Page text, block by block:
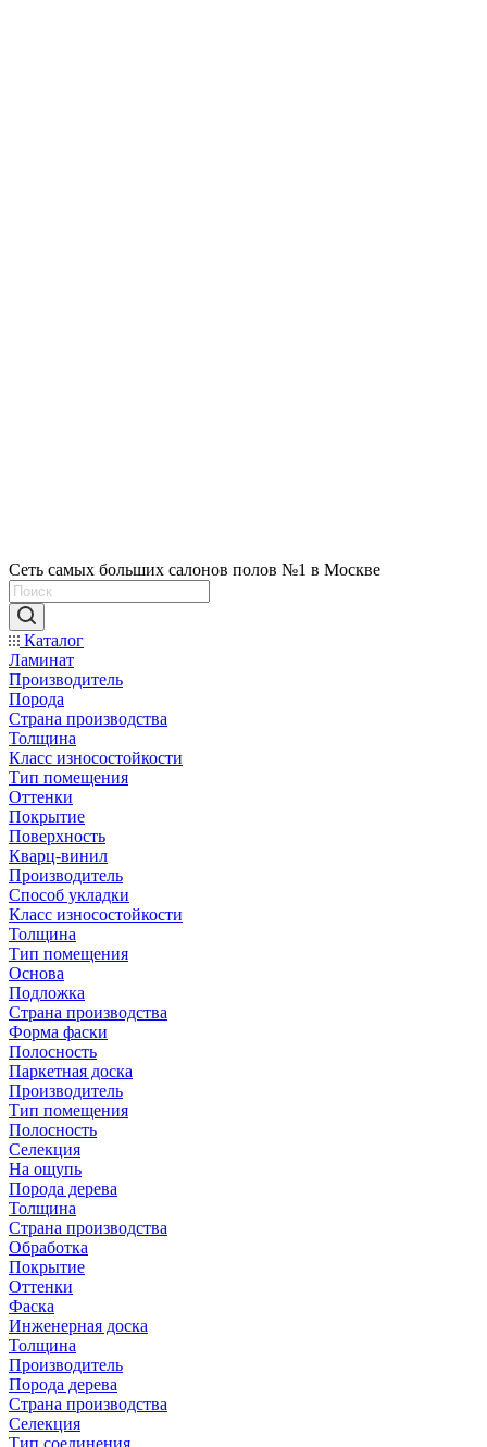
Сеть самых больших салонов полов №1 в Москве
Каталог
Ламинат
Производитель
Порода
Страна производства
Толщина
Класс износостойкости
Тип помещения
Оттенки
Покрытие
Поверхность
Кварц-винил
Производитель
Способ укладки
Класс износостойкости
Толщина
Тип помещения
Основа
Подложка
Страна производства
Форма фаски
Полосность
Паркетная доска
Производитель
Тип помещения
Полосность
Селекция
На ощупь
Порода дерева
Толщина
Страна производства
Обработка
Покрытие
Оттенки
Фаска
Инженерная доска
Толщина
Производитель
Порода дерева
Страна производства
Селекция
Тип соединения